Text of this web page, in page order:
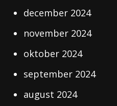
december 2024
november 2024
oktober 2024
september 2024
august 2024